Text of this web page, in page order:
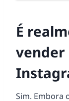
É
vender
Sim. Embora